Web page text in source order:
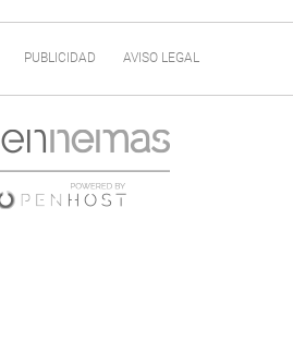
PUBLICIDAD AVISO LEGAL